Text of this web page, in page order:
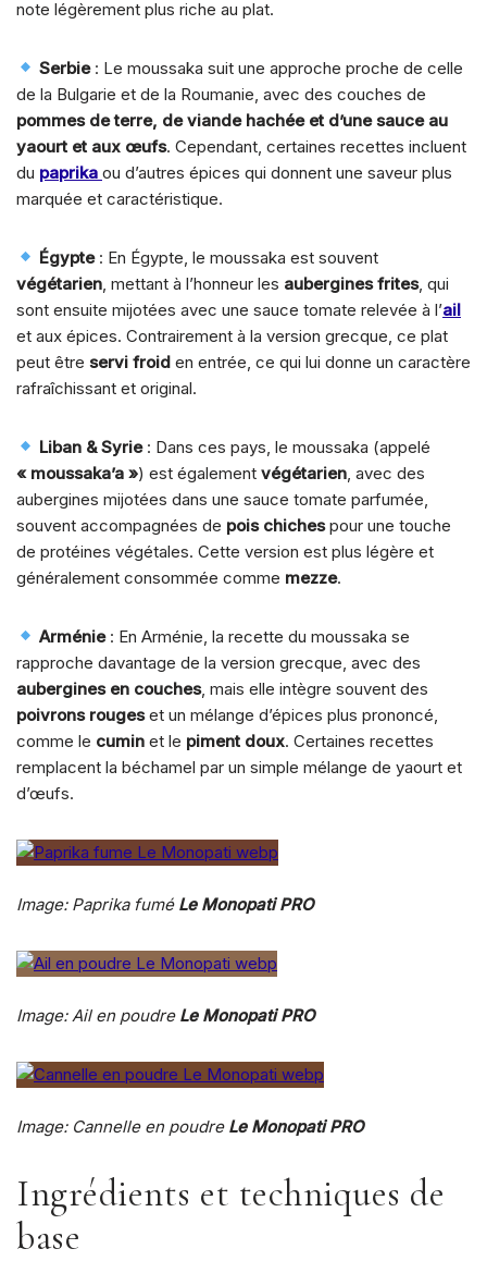
note légèrement plus riche au plat.
Serbie: Le moussaka suit une approche proche de celle
de la Bulgarie et de la Roumanie, avec des couches de
pommes de terre, de viande hachée et d’une sauce au
yaourt et aux œufs. Cependant, certaines recettes incluent
du paprika ou d’autres épices qui donnent une saveur plus
marquée et caractéristique.
Égypte: En Égypte, le moussaka est souvent
végétarien, mettant à l’honneur les aubergines frites, qui
sont ensuite mijotées avec une sauce tomate relevée à l’ail
et aux épices. Contrairement à la version grecque, ce plat
peut être servi froid en entrée, ce qui lui donne un caractère
rafraîchissant et original.
Liban & Syrie: Dans ces pays, le moussaka (appelé
« moussaka’a ») est également végétarien, avec des
aubergines mijotées dans une sauce tomate parfumée,
souvent accompagnées de pois chichespour une touche
de protéines végétales. Cette version est plus légère et
généralement consommée comme mezze.
Arménie: En Arménie, la recette du moussaka se
rapproche davantage de la version grecque, avec des
aubergines en couches, mais elle intègre souvent des
poivrons rougeset un mélange d’épices plus prononcé,
comme le cumin et le piment doux. Certaines recettes
remplacent la béchamel par un simple mélange de yaourt et
d’œufs.
Image: Paprika fumé Le Monopati PRO
Image: Ail en poudre Le Monopati PRO
Image: Cannelle en poudre Le Monopati PRO
Ingrédients et techniques de
base